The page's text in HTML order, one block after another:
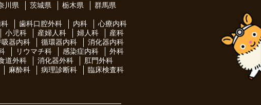
川県 茨城県 栃木県
群馬県
歯科口腔外科 内科
心療内科
小児科 産婦人科 婦人科
産科
吸器内科 循環器内科
消化器内科
リウマチ科 感染症内科
外科
道外科 消化器外科
肛門外科
麻酔科 病理診断科
臨床検査科